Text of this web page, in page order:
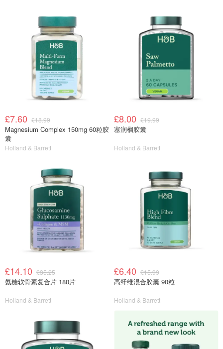
£7.60 £18.99
Magnesium Complex 150mg 60粒胶
囊
Holland & Barrett
£8.00 £19.99
塞润榈胶囊
Holland & Barrett
£14.10 £35.25
氨糖软骨素复合片 180片
Holland & Barrett
£6.40 £15.99
高纤维混合胶囊 90粒
Holland & Barrett